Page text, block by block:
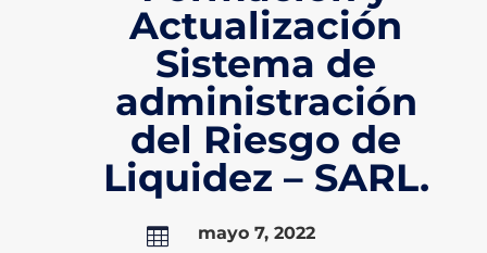
Actualización
Sistema de
administración
del Riesgo de
Liquidez – SARL.
 mayo 7, 2022